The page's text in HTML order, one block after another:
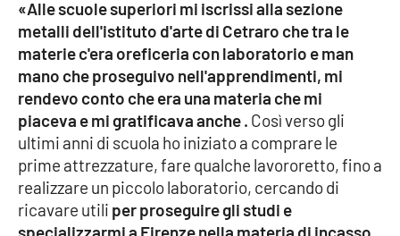
Eventi
Food
Storie
LAC
NETWORK
«Alle scuole superiori mi iscrissi alla sezione
metalli dell'istituto d'arte di Cetraro che tra le
materie c'era oreficeria con laboratorio e man
mano che proseguivo nell'apprendimenti, mi
rendevo conto che era una materia che mi
piaceva e mi gratificava anche . Così verso gli
ultimi anni di scuola ho iniziato a comprare le
prime attrezzature, fare qualche lavororetto, fino a
realizzare un piccolo laboratorio, cercando di
ricavare utili per proseguire gli studi e